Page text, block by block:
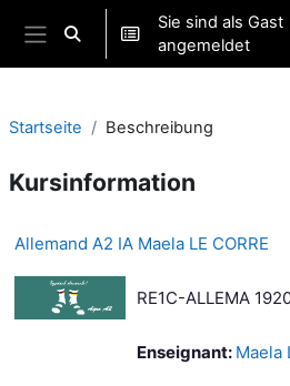
Zum Hauptinhalt
Website-Übersicht
Sucheingabe umschalten
Sie sind als Gast
angemeldet
Startseite Beschreibung
Kursinformation
Allemand A2 IA Maela LE CORRE
RE1C-ALLEMA
Enseignant: Maela